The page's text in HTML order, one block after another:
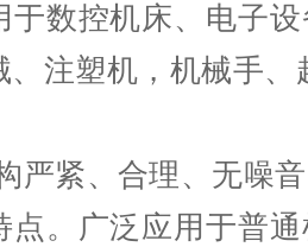
于数控机床、电子
、注塑机，机械手
严紧、合理、无噪
点。广泛应用于普